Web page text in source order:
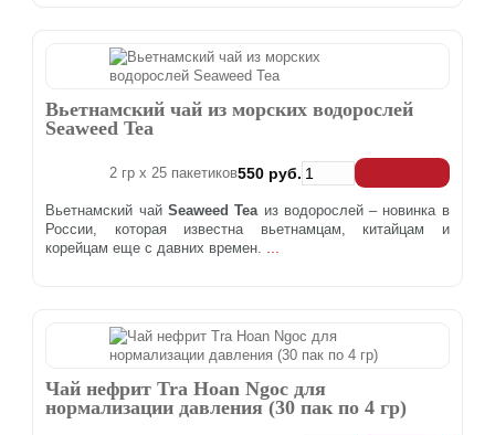
Вьетнамский чай из морских водорослей
Seaweed Tea
2 гр x 25 пакетиков550 руб.
Вьетнамский чай Seaweed Teaиз водорослей – новинка в
России, которая известна вьетнамцам, китайцам и
корейцам еще с давних времен.
Чай нефрит Tra Hoan Ngoc для
нормализации давления (30 пак по 4 гр)